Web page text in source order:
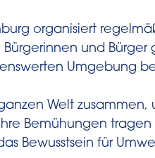
organisiert
und Bürger
Umgebung
Welt zusammen,
Bemühungen tragen
Bewusstsein für